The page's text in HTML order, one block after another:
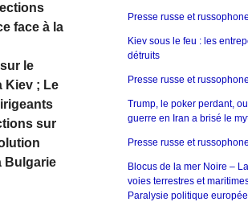
face à la
le
Kiev ; Le
sur
Bulgarie
Presse russe et
Kiev sous le feu : les
détruits
Presse russe et
Trump, le poker perdant,
guerre en Iran a brisé le
Presse russe et
Blocus de la mer Noire –
voies terrestres et
Paralysie politique